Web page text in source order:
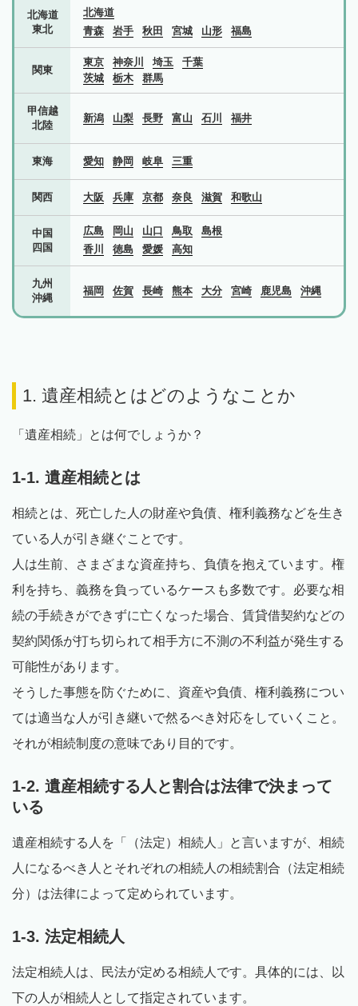
北海道
東北
北海道
青森
岩手 秋田 宮城 山形 福島
関東
東京 神奈川 埼玉
千葉
茨城
栃木 群馬
甲信越
北陸
新潟 山梨 長野 富山 石川 福井
東海 愛知 静岡 岐阜 三重
関西 大阪 兵庫 京都 奈良 滋賀 和歌山
中国
四国
広島 岡山 山口 鳥取
島根
香川
徳島 愛媛 高知
九州
沖縄
福岡 佐賀 長崎 熊本 大分 宮崎 鹿児島 沖縄
1. 遺産相続とはどのようなことか
「遺産相続」とは何でしょうか？
1-1. 遺産相続とは
相続とは、死亡した人の財産や負債、権利義務などを生き
ている人が引き継ぐことです。
人は生前、さまざまな資産持ち、負債を抱えています。権
利を持ち、義務を負っているケースも多数です。必要な相
続の手続きができずに亡くなった場合、賃貸借契約などの
契約関係が打ち切られて相手方に不測の不利益が発生する
可能性があります。
そうした事態を防ぐために、資産や負債、権利義務につい
ては適当な人が引き継いで然るべき対応をしていくこと。
それが相続制度の意味であり目的です。
1-2. 遺産相続する人と割合は法律で決まって
いる
遺産相続する人を「（法定）相続人」と言いますが、相続
人になるべき人とそれぞれの相続人の相続割合（法定相続
分）は法律によって定められています。
1-3. 法定相続人
法定相続人は、民法が定める相続人です。具体的には、以
下の人が相続人として指定されています。